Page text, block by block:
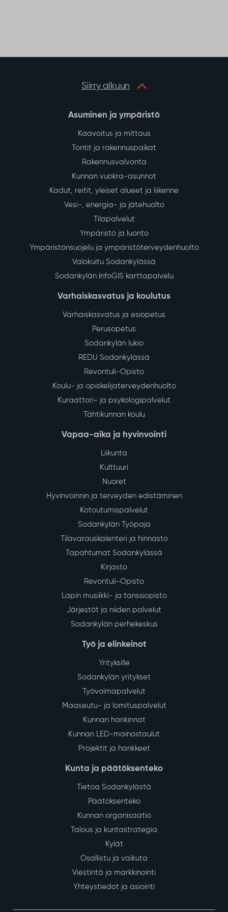
Siirry alkuun
Asuminen ja ympäristö
Kaavoitus ja mittaus
Tontit ja rakennuspaikat
Rakennusvalvonta
Kunnan vuokra-asunnot
Kadut, reitit, yleiset alueet ja liikenne
Vesi-, energia- ja jätehuolto
Tilapalvelut
Ympäristö ja luonto
Ympäristönsuojelu ja ympäristöterveydenhuolto
Valokuitu Sodankylässä
Sodankylän InfoGIS karttapalvelu
Varhaiskasvatus ja koulutus
Varhaiskasvatus ja esiopetus
Perusopetus
Sodankylän lukio
REDU Sodankylässä
Revontuli-Opisto
Koulu- ja opiskelijaterveydenhuolto
Kuraattori- ja psykologipalvelut
Tähtikunnan koulu
Vapaa-aika ja hyvinvointi
Liikunta
Kulttuuri
Nuoret
Hyvinvoinnin ja terveyden edistäminen
Kotoutumispalvelut
Sodankylän Työpaja
Tilavarauskalenteri ja hinnasto
Tapahtumat Sodankylässä
Kirjasto
Revontuli-Opisto
Lapin musiikki- ja tanssiopisto
Järjestöt ja niiden palvelut
Sodankylän perhekeskus
Työ ja elinkeinot
Yrityksille
Sodankylän yritykset
Työvoimapalvelut
Maaseutu- ja lomituspalvelut
Kunnan hankinnat
Kunnan LED-mainostaulut
Projektit ja hankkeet
Kunta ja päätöksenteko
Tietoa Sodankylästä
Päätöksenteko
Kunnan organisaatio
Talous ja kuntastrategia
Kylät
Osallistu ja vaikuta
Viestintä ja markkinointi
Yhteystiedot ja asiointi